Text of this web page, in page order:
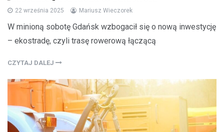
22 września 2025 Mariusz Wieczorek
W minioną sobotę Gdańsk wzbogacił się o nową inwestycję
– ekostradę, czyli trasę rowerową łączącą
CZYTAJ DALEJ